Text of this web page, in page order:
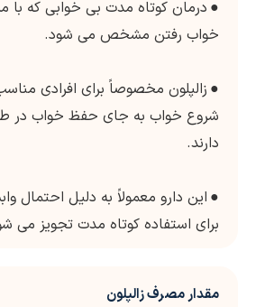
● درمان کوتاه مدت بی خوابی که با
خواب رفتن مشخص می شود.
● زالپلون مخصوصاً برای افرادی
شروع خواب به جای حفظ خواب
دارند.
● این دارو معمولاً به دلیل احتمال
برای استفاده کوتاه مدت تجویز می
مقدار مصرف زالپلون